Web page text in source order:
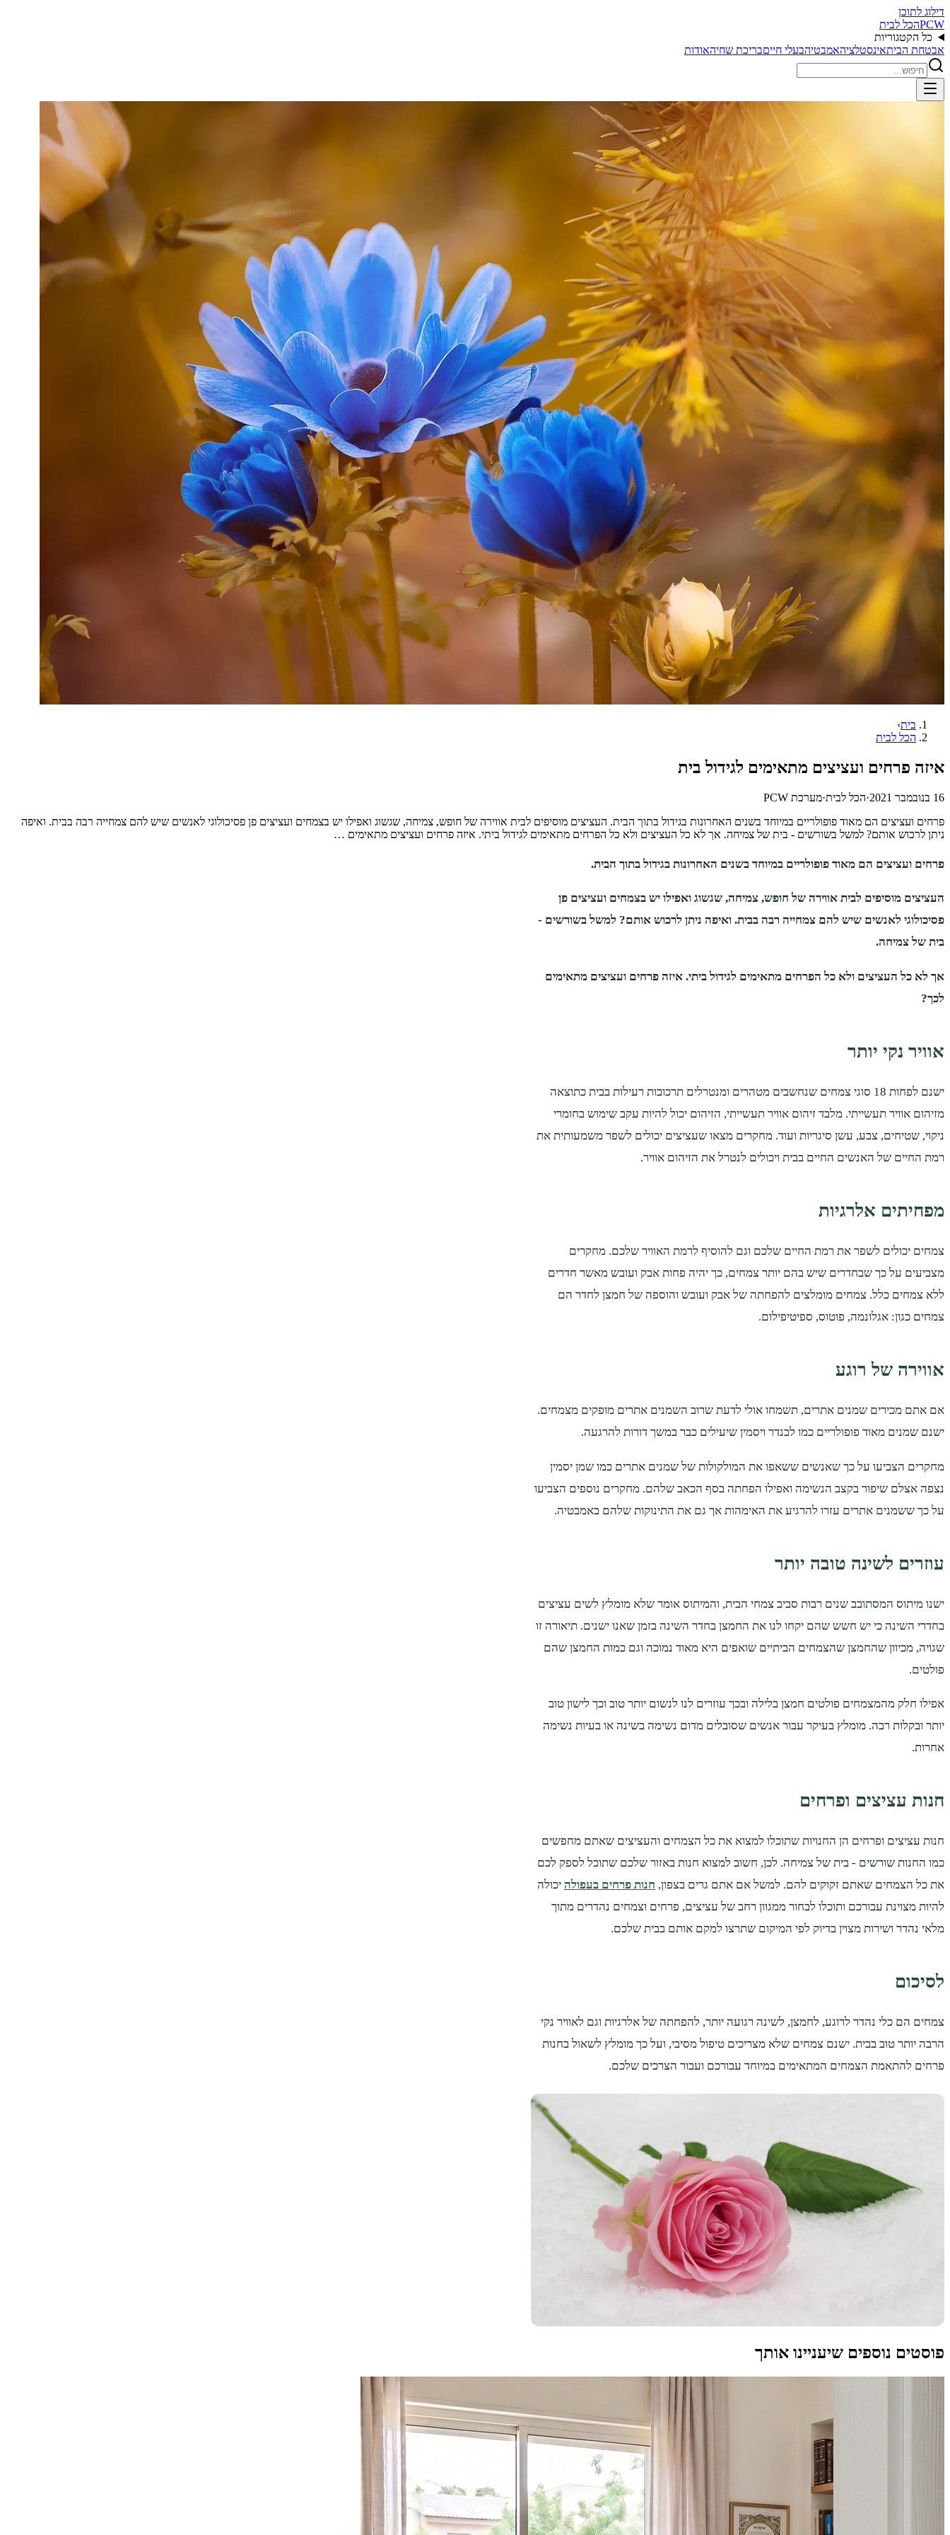
דילוג לתוכן
PCWהכל לבית
כל הקטגוריות
אבטחת הביתאינסטלציהאמבטיהבעלי חייםבריכת שחיהאודות
בית›
הכל לבית
איזה פרחים ועציצים מתאימים לגידול בית
16 בנובמבר 2021 ·הכל לבית·מערכת PCW
פרחים ועציצים הם מאוד פופולריים במיוחד בשנים האחרונות בגידול בתוך הבית. העציצים מוסיפים לבית אווירה של חופש, צמיחה, שגשוג ואפילו יש בצמחים ועציצים פן פסיכולוגי לאנשים שיש להם צמחייה רבה בבית. ואיפה
ניתן לרכוש אותם? למשל בשורשים - בית של צמיחה. אך לא כל העציצים ולא כל הפרחים מתאימים לגידול ביתי. איזה פרחים ועציצים מתאימים …
פרחים ועציצים הם מאוד פופולריים במיוחד בשנים האחרונות בגידול בתוך הבית.
העציצים מוסיפים לבית אווירה של חופש, צמיחה, שגשוג ואפילו יש בצמחים ועציצים פן
פסיכולוגי לאנשים שיש להם צמחייה רבה בבית. ואיפה ניתן לרכוש אותם? למשל בשורשים -
בית של צמיחה.
אך לא כל העציצים ולא כל הפרחים מתאימים לגידול ביתי. איזה פרחים ועציצים מתאימים
לכך?
אוויר נקי יותר
ישנם לפחות 18 סוגי צמחים שנחשבים מטהרים ומנטרלים תרכובות רעילות בבית כתוצאה
מזיהום אוויר תעשייתי. מלבד זיהום אוויר תעשייתי, הזיהום יכול להיות עקב שימוש בחומרי
ניקוי, שטיחים, צבע, עשן סיגריות ועוד. מחקרים מצאו שעציצים יכולים לשפר משמעותית את
רמת החיים של האנשים החיים בבית ויכולים לנטרל את הזיהום אוויר.
מפחיתים אלרגיות
צמחים יכולים לשפר את רמת החיים שלכם וגם להוסיף לרמת האוויר שלכם. מחקרים
מצביעים על כך שבחדרים שיש בהם יותר צמחים, כך יהיה פחות אבק ועובש מאשר חדרים
ללא צמחים כלל. צמחים מומלצים להפחתה של אבק ועובש והוספה של חמצן לחדר הם
צמחים כגון: אגלונמה, פוטוס, ספיטיפילום.
אווירה של רוגע
אם אתם מכירים שמנים אתרים, תשמחו אולי לדעת שרוב השמנים אתרים מופקים מצמחים.
ישנם שמנים מאוד פופולריים כמו לבנדר ויסמין שיעילים כבר במשך דורות להרגעה.
מחקרים הצביעו על כך שאנשים ששאפו את המולקולות של שמנים אתרים כמו שמן יסמין
נצפה אצלם שיפור בקצב הנשימה ואפילו הפחתה בסף הכאב שלהם. מחקרים נוספים הצביעו
על כך ששמנים אתרים עזרו להרגיע את האימהות אך גם את התינוקות שלהם באמבטיה.
עוזרים לשינה טובה יותר
ישנו מיתוס המסתובב שנים רבות סביב צמחי הבית, והמיתוס אומר שלא מומלץ לשים עציצים
בחדרי השינה כי יש חשש שהם יקחו לנו את החמצן בחדר השינה בזמן שאנו ישנים. תיאורה זו
שגויה, מכיוון שהחמצן שהצמחים הביתיים שואפים היא מאוד נמוכה וגם כמות החמצן שהם
פולטים.
אפילו חלק מהמצמחים פולטים חמצן בלילה ובכך עוזרים לנו לנשום יותר טוב וכך לישון טוב
יותר ובקלות רבה. מומלץ בעיקר עבור אנשים שסובלים מדום נשימה בשינה או בעיות נשימה
אחרות.
חנות עציצים ופרחים
חנות עציצים ופרחים הן החנויות שתוכלו למצוא את כל הצמחים והעציצים שאתם מחפשים
כמו החנות שורשים - בית של צמיחה. לכן, חשוב למצוא חנות באזור שלכם שתוכל לספק לכם
את כל הצמחים שאתם זקוקים להם. למשל אם אתם גרים בצפון, חנות פרחים בעפולה יכולה
להיות מצוינת עבורכם ותוכלו לבחור ממגוון רחב של עציצים, פרחים וצמחים נהדרים מתוך
מלאי נהדר ושירות מצוין בדיוק לפי המיקום שתרצו למקם אותם בבית שלכם.
לסיכום
צמחים הם כלי נהדר לרוגע, לחמצן, לשינה רגועה יותר, להפחתה של אלרגיות וגם לאוויר נקי
הרבה יותר טוב בבית. ישנם צמחים שלא מצריכים טיפול מסיבי, ועל כך מומלץ לשאול בחנות
פרחים להתאמת הצמחים המתאימים במיוחד עבורכם ועבור הצרכים שלכם.
פוסטים נוספים שיעניינו אותך